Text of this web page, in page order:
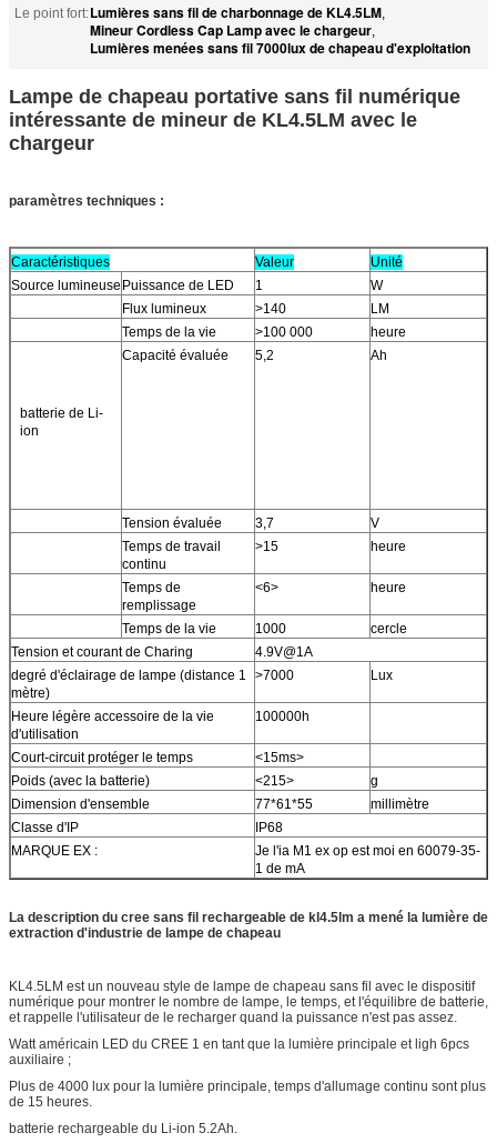
Le point fort:Lumières sans fil de charbonnage de KL4.5LM,
Mineur Cordless Cap Lamp avec le chargeur,
Lumières menées sans fil 7000lux de chapeau d'exploitation
Lampe de chapeau portative sans fil numérique
intéressante de mineur de KL4.5LM avec le
chargeur
paramètres techniques :
Caractéristiques Valeur
Unité
Source lumineuse Puissance de LED 1
W
Flux lumineux
>140
LM
Temps de la vie
>100 000 heure
batterie de Li-
ion
Capacité évaluée 5,2 Ah
Tension évaluée 3,7
V
Temps de travail
continu
>15 heure
Temps de
remplissage
<6> heure
Temps de la vie 1000
cercle
Tension et courant de Charing
4.9V@1A
degré d'éclairage de lampe (distance 1
mètre)
>7000 Lux
Heure légère accessoire de la vie
d'utilisation
100000h
Court-circuit protéger le temps
<15ms>
Poids (avec la batterie)
<215>
g
Dimension d'ensemble
77*61*55
millimètre
Classe d'IP
IP68
MARQUE EX :
Je l'ia M1 ex op est moi en 60079-35-
1 de mA
La description du cree sans fil rechargeable de kl4.5lm a mené la lumière de
extraction d'industrie de lampe de chapeau
KL4.5LM est un nouveau style de lampe de chapeau sans fil avec le dispositif
numérique pour montrer le nombre de lampe, le temps, et l'équilibre de batterie,
et rappelle l'utilisateur de le recharger quand la puissance n'est pas assez.
Watt américain LED du CREE 1 en tant que la lumière principale et ligh 6pcs
auxiliaire ;
Plus de 4000 lux pour la lumière principale, temps d'allumage continu sont plus
de 15 heures.
batterie rechargeable du Li-ion 5.2Ah.